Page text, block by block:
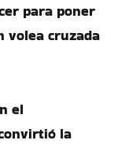
para poner
volea cruzada
el
la